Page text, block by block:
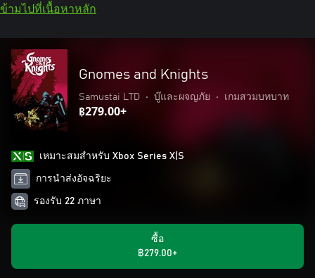
ข้ามไปที่เนื้อหาหลัก
Gnomes and Knights
Samustai LTD • บู๊และผจญภัย • เกมสวมบทบาท
฿279.00+
เหมาะสมสําหรับ Xbox Series X|S
การนำส่งอัจฉริยะ
รองรับ 22 ภาษา
ซื้อ
฿279.00+